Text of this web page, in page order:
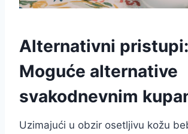
Alternativni pristupi:
Moguće alternative
svakodnevnim
Uzimajući u obzir osetljivu kožu